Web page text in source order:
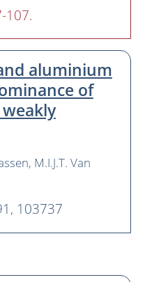
107.
aluminium
of
M.I.J.T. Van
103737